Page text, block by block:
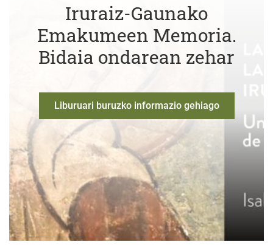
Iruraiz-Gaunako
Emakumeen Memoria.
Bidaia ondarean zehar
Liburuari buruzko informazio gehiago